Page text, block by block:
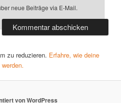
neue Beiträge via E-Mail.
zu reduzieren. Erfahre, wie deine
von WordPress